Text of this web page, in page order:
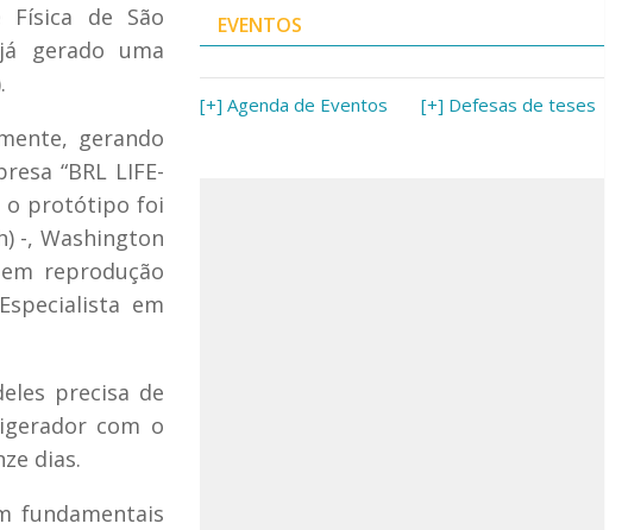
Física de São
gerado uma
gerando
“BRL LIFE-
o protótipo foi
-, Washington
em reprodução
em
precisa de
com o
dias.
fundamentais
EVENTOS
[+] Agenda de Eventos [+] Defesas de teses